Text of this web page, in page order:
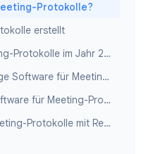
Protokolle?
erstellt
Die beste Software für Meeting-Protokolle im Jahr 2026
Kostenlose vs. kostenpflichtige Software für Meeting-Protokolle
So wählen Sie die richtige Software für Meeting-Protokolle aus
Einrichten automatisierter Meeting-Protokolle mit Record Meeting